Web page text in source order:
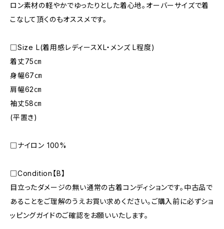
ロン素材の軽やかでゆったりとした着心地。オーバーサイズで着
こなして頂くのもオススメです。
□Size L(着用感レディースXL・メンズ L程度)
着丈75㎝
身幅67㎝
肩幅62㎝
袖丈58㎝
(平置き)
□ナイロン 100%
□Condition【B】
目立ったダメージの無い通常の古着コンディションです。中古品で
あることをご理解のうえお買い求めください。ご購入前に必ずショ
ッピングガイドのご確認をお願いいたします。